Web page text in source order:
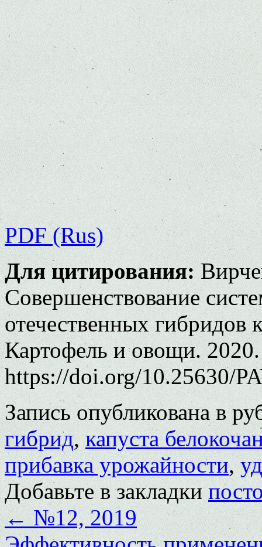
PDF (Rus)
Для цитирования:
Совершенствование
отечественных гибридов
Картофель и овощи.
https://doi.org/10.25630/
Запись опубликована в
гибрид,капуста
прибавка урожайности,
Добавьте в закладки
←№12, 2019